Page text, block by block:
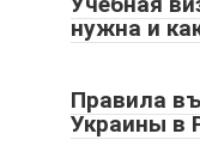
нужна и
Правила
Украины в